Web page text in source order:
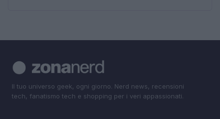
Il tuo universo geek, ogni giorno. Nerd news, recensioni
tech, fanatismo tech e shopping per i veri appassionati.